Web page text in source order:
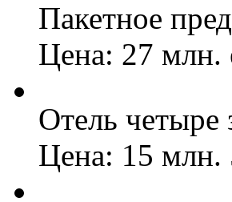
Пакетное
Цена: 27 млн.
Отель четыре
Цена: 15 млн.